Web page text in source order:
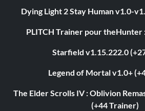
Dying Light 2 Stay Human v1.0-
PLITCH Trainer pour theHunter
Starfield v1.15.222.0
Legend of Mortal v1.0+
The Elder Scrolls IV : Oblivion
(+44 Trainer)